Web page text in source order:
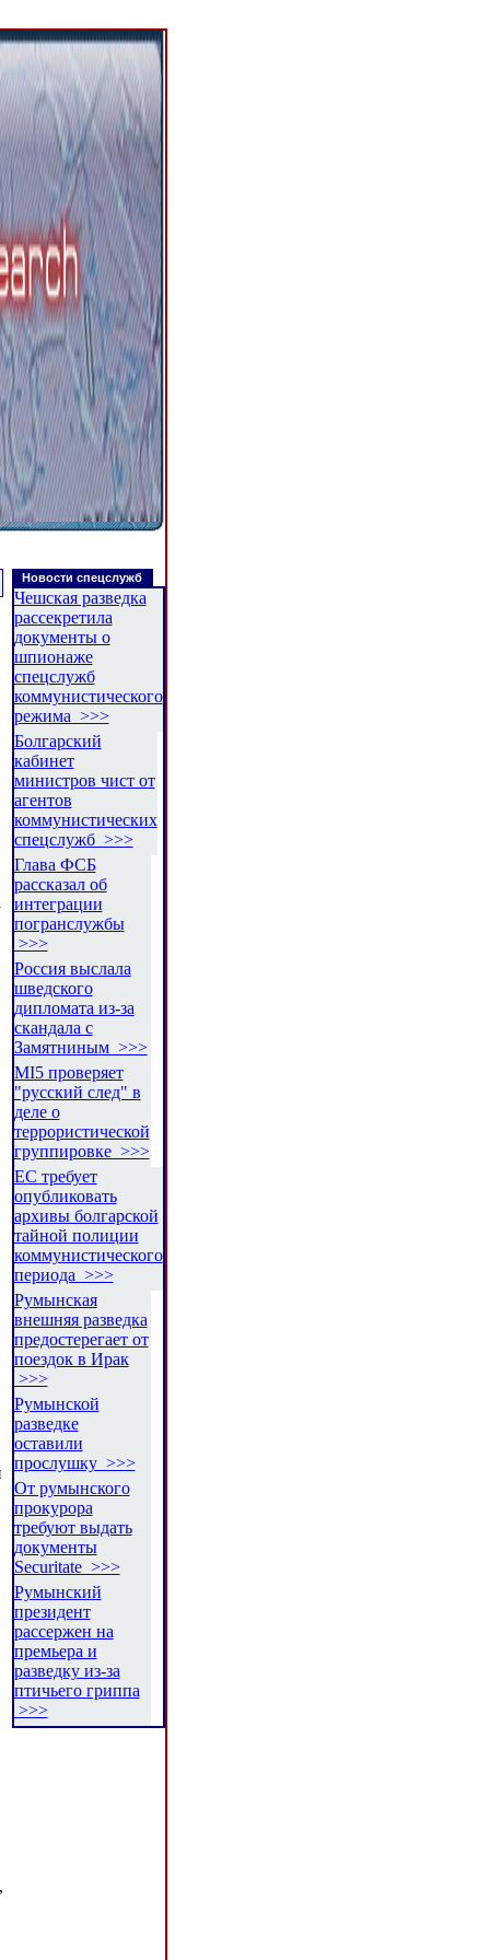
Новости спецслужб
Чешская разведка
рассекретила
документы о
шпионаже
спецслужб
коммунистического
режима >>>
Болгарский
кабинет
министров чист от
агентов
коммунистических
спецслужб >>>
Глава ФСБ
рассказал об
интеграции
погранслужбы
>>>
Россия выслала
шведского
дипломата из-за
скандала с
Замятниным >>>
MI5 проверяет
"русский след" в
деле о
террористической
группировке >>>
ЕС требует
опубликовать
архивы болгарской
тайной полиции
коммунистического
периода >>>
Румынская
внешняя разведка
предостерегает от
поездок в Ирак
>>>
Румынской
разведке
оставили
прослушку >>>
От румынского
прокурора
требуют выдать
документы
Securitate >>>
Румынский
президент
рассержен на
премьера и
разведку из-за
птичьего гриппа
>>>